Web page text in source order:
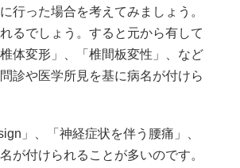
行った場合を考えてみましょう。
るでしょう。すると元から有して
体変形」、「椎間板変性」、など
診や医学所見を基に病名が付けら
」、「神経症状を伴う腰痛」、
が付けられることが多いのです。